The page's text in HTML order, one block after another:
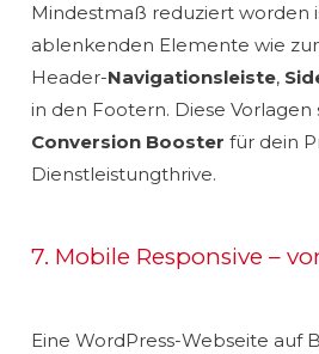
Mindestmaß reduziert worden
ablenkenden Elemente wie
Header-Navigationsleiste,
in den Footern. Diese Vorlagen
Conversion Booster für dein
Dienstleistungthrive.
7. Mobile Responsive –
Eine WordPress-Webseite auf